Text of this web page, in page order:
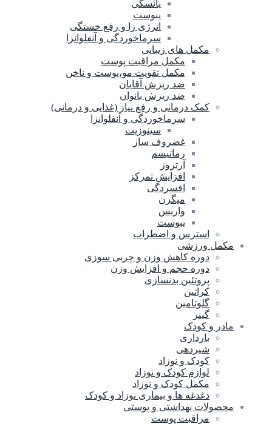
یائسگی
یبوست
انرژی زا و رفع خستگی
سرماخوردگی و آنفلوانزا
مکمل های زیبایی
مکمل مراقبت پوست
مکمل تقویت مو،پوست و ناخن
ضد ریزش آقایان
ضد ریزش بانوان
کمک درمانی و رفع نیاز (غذایی و درمانی)
سرماخوردگی و آنفلوانزا
سینوزیت
غضروف ساز
رماتیسم
آرتروز
افزایش تمرکز
افسردگی
میگرن
واریس
یبوست
استرس و اضطراب
مکمل ورزشی
دوره کاهش وزن و چربی سوزی
دوره حجم و افزایش وزن
پروتئین بدنسازی
کراتین
گلوتامین
گینر
مادر و کودک
بارداری
شیردهی
کودک و نوزاد
لوازم کودک و نوزاد
مکمل کودک و نوزاد
دغدغه ها و بیماری نوزاد و کودک
محصولات بهداشتی و پوستی
مراقبت پوست